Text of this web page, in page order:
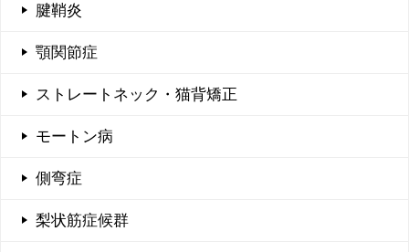
腱鞘炎
顎関節症
ストレートネック・猫背矯正
モートン病
側弯症
梨状筋症候群